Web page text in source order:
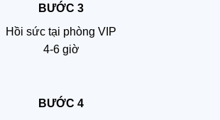
BƯỚC 3
Hồi sức tại phòng VIP
4-6 giờ
BƯỚC 4